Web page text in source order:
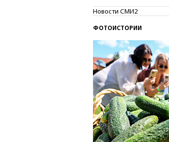
Новости СМИ2
ФОТОИСТОРИИ